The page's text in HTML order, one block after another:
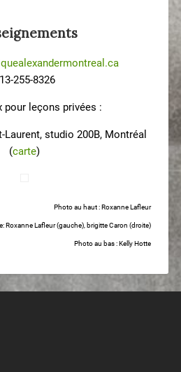
255-8326
pour leçons privées :
Laurent, studio 200B, Montréal
(carte)
Photo au haut : Roxanne Lafleur
Roxanne Lafleur (gauche), brigitte Caron (droite)
Photo au bas : Kelly Hotte